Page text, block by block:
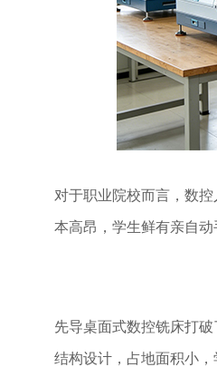
对于职业院校而言，数
本高昂，学生鲜有亲自动
先导桌面式数控铣床打
结构设计，占地面积小